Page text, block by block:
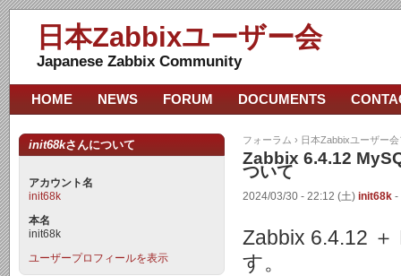
日本Zabbixユーザー会
Japanese Zabbix Community
フォーラム › 日本Zabbixユーザー
Zabbix 6.4.12
ついて
2024/03/30 - 22:12 (土) init68k -
Zabbix 6.4.12
す。
HOME NEWS FORUM DOCUMENTS
init68kさんについて
アカウント名
init68k
本名
init68k
ユーザープロフィールを表示